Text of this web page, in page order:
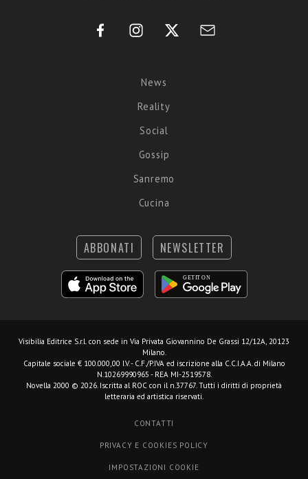
News
Reality
Social
Gossip
Sanremo
Cucina
ABBONATI NEWSLETTER
Visibilia Editrice S.r.l. con sede in Via Privata Giovannino De Grassi 12/12A, 20123
Milano.
Capitale sociale € 100.000,00 I.V. - C.F./P.IVA ed iscrizione alla C.C.I.A.A. di Milano
N.10269990965 - REA MI-2519578.
Novella 2000 © 2026. Iscritta al ROC con il n.37767. Tutti i diritti di proprietà
letteraria ed artistica riservati.
CONTATTI
PRIVACY E COOKIES POLICY
IMPOSTAZIONI COOKIE